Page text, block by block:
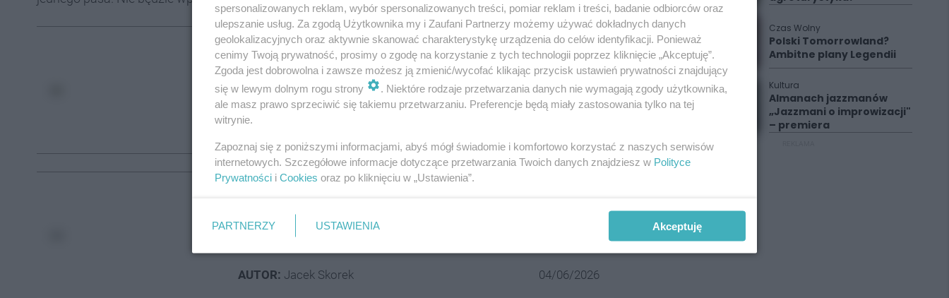
Może Cię zainteresować:
Zauważył patrol - postanowił uciekać. 21-
latek z Rudy Śląskiej miał powody
Zalane ulice, posesje, ogródki działkowe -
ulewa nad Rudą Śląską
AUTOR: Jacek Skorek 04/06/2026
Czas Wolny
Polski Tomorrowland?
Ambitne plany Legendii
Kultura
Almanach jazzmanów
„Jazzmani o improwizacji"
– premiera
spersonalizowanych reklam, wybór spersonalizowanych treści, pomiar reklam i treści, badanie odbiorców oraz
ulepszanie usług. Za zgodą Użytkownika my i Zaufani Partnerzy możemy używać dokładnych danych
geolokalizacyjnych oraz aktywnie skanować charakterystykę urządzenia do celów identyfikacji. Ponieważ
cenimy Twoją prywatność, prosimy o zgodę na korzystanie z tych technologii poprzez kliknięcie „Akceptuję”.
Zgoda jest dobrowolna i zawsze możesz ją zmienić/wycofać klikając przycisk ustawień prywatności znajdujący
się w lewym dolnym rogu strony
. Niektóre rodzaje przetwarzania danych nie wymagają zgody użytkownika,
ale masz prawo sprzeciwić się takiemu przetwarzaniu. Preferencje będą miały zastosowania tylko na tej
witrynie.
Zapoznaj się z poniższymi informacjami, abyś mógł świadomie i komfortowo korzystać z naszych serwisów
internetowych. Szczegółowe informacje dotyczące przetwarzania Twoich danych znajdziesz w Polityce
Prywatności i Cookies oraz po kliknięciu w „Ustawienia”.
PARTNERZY USTAWIENIA Akceptuję